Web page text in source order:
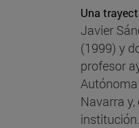
Una
Javier
(1999) y
profesor
Navarra
institución.